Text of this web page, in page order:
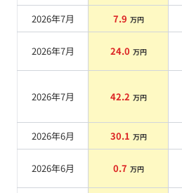
2026年7月
7.9 万円
2026年7月 24.0 万円
2026年7月 42.2 万円
2026年6月 30.1 万円
2026年6月 0.7 万円